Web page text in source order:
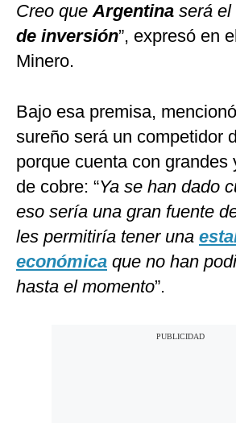
Creo queArgentina será el
de inversión”, expresó en
Minero.
Bajo esa premisa,
sureño será un competidor
porque cuenta con grandes
de cobre: “Ya se han dado
eso sería una gran fuente
les permitiría tener una
económica que no han
hasta el momento”.